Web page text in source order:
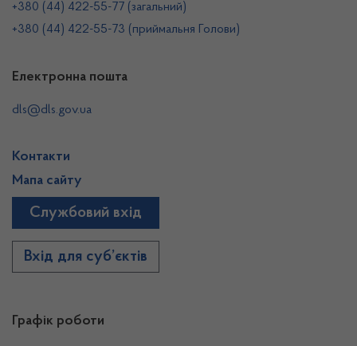
Графік роботи
+380 (44) 422-55-77 (загальний)
+380 (44) 422-55-73 (приймальня Голови)
Електронна пошта
dls@dls.gov.ua
Контакти
Мапа сайту
Службовий вхід
Вхід для суб’єктів